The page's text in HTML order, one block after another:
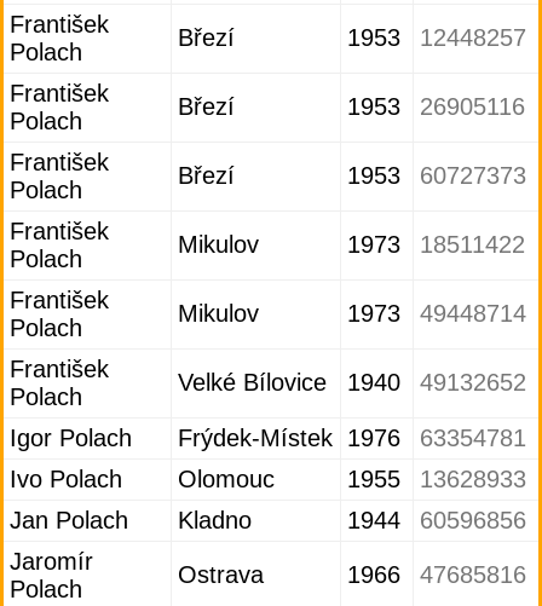
František
Polach
Březí 1953 12448257
František
Polach
Březí 1953 26905116
František
Polach
Březí 1953 60727373
František
Polach
Mikulov 1973 18511422
František
Polach
Mikulov 1973 49448714
František
Polach
Velké Bílovice 1940 49132652
Igor Polach Frýdek-Místek 1976
63354781
Ivo Polach
Olomouc 1955
13628933
Jan Polach
Kladno 1944
60596856
Jaromír
Polach
Ostrava 1966 47685816